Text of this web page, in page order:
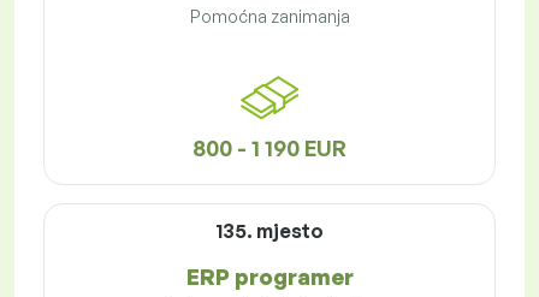
Pomoćna zanimanja
800 - 1 190 EUR
135. mjesto
ERP programer